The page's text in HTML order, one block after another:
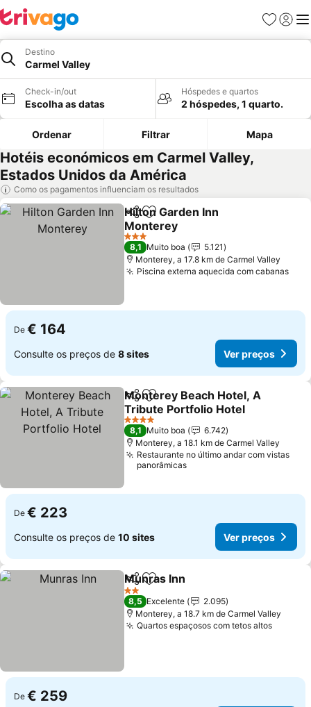
Favoritos
Iniciar
Destino
Carmel Valley
Check-in/out
Escolha as datas
Hóspedes e quartos
2 hóspedes, 1 quarto.
Ordenar Filtrar Mapa
Hotéis económicos em Carmel Valley,
Estados Unidos da América
Como os pagamentos influenciam os resultados
PartilharAdicionar aos favoritos
Hilton Garden Inn
Monterey
3 Estrelas
8,1 Muito boa
5.121
Monterey, a 17.8 km de Carmel Valley
Piscina externa aquecida com cabanas
De € 164
Consulte os preços de 8 sites Ver preços
PartilharAdicionar aos favoritos
Monterey Beach Hotel, A
Tribute Portfolio Hotel
4 Estrelas
8,1 Muito boa
6.742
Monterey, a 18.1 km de Carmel Valley
Restaurante no último andar com vistas
panorâmicas
De € 223
Consulte os preços de 10 sites Ver preços
PartilharAdicionar aos favoritos
Munras Inn
2 Estrelas
8,5 Excelente
2.095
Monterey, a 18.7 km de Carmel Valley
Quartos espaçosos com tetos altos
De € 259